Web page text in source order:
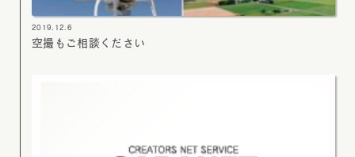
2019.12.6
空撮もご相談ください